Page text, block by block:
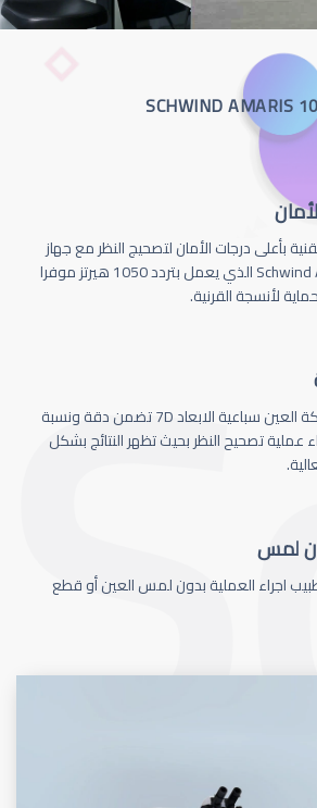
بأعلى درجات الأمان لتصحيج النظر مع جهاز
Schwind Amaris 1050 الذي يعمل بتردد 1050 هيرتز موفرا
لأنسجة القرنية.
كاميرا تتبع حركة العين سباعية الابعاد 7D تضمن دقة ونسبة
عملية تصحيح النظر بحيث تظهر النتائج بشكل
لمس
اجراء العملية بدون لمس العين أو قطع